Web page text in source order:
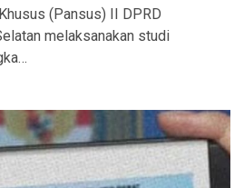
(Pansus) II DPRD
melaksanakan studi